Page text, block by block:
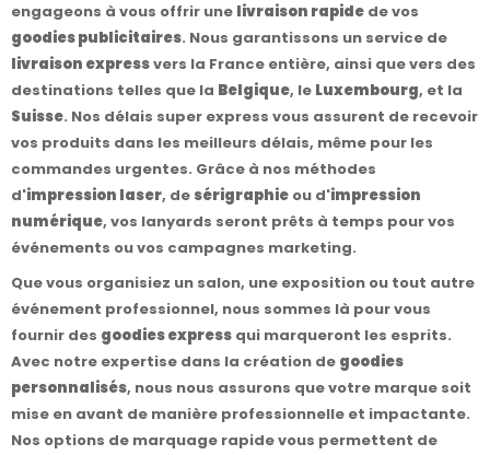
engageons à vous offrir une livraison rapide de vos
goodies publicitaires. Nous garantissons un service de
livraison expressvers la France entière, ainsi que vers des
destinations telles que la Belgique, le Luxembourg, et la
Suisse. Nos délais super express vous assurent de recevoir
vos produits dans les meilleurs délais, même pour les
commandes urgentes. Grâce à nos méthodes
d'impression laser, desérigraphie ou d'impression
numérique, vos lanyards seront prêts à temps pour vos
événements ou vos campagnes marketing.
Que vous organisiez un salon, une exposition ou tout autre
événement professionnel, nous sommes là pour vous
fournir des goodies express qui marqueront les esprits.
Avec notre expertise dans la création de goodies
personnalisés, nous nous assurons que votre marque soit
mise en avant de manière professionnelle et impactante.
Nos options de marquage rapide vous permettent de